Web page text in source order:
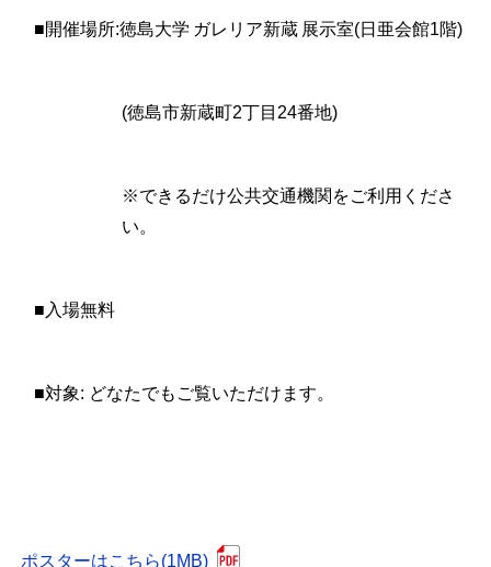
■開催場所:徳島大学 ガレリア新蔵 展示室(日亜会館1階)
(徳島市新蔵町2丁目24番地)
※できるだけ公共交通機関をご利用くださ
い。
■入場無料
■対象: どなたでもご覧いただけます。
ポスターはこちら(1MB)